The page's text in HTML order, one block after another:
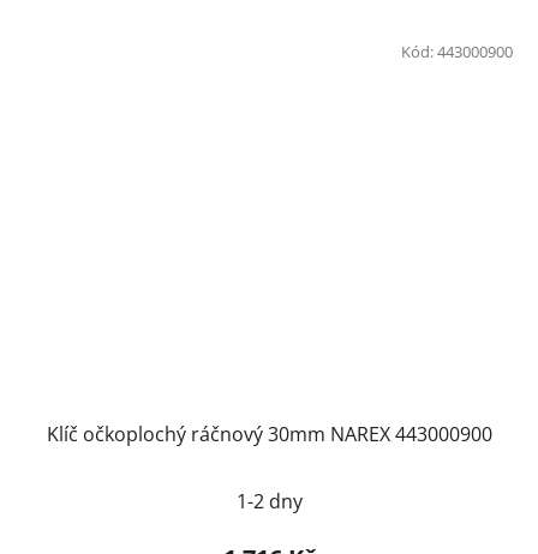
Klíč očkoplochý ráčnový 30mm NAREX 443000900
1-2 dny
Kód:443000900